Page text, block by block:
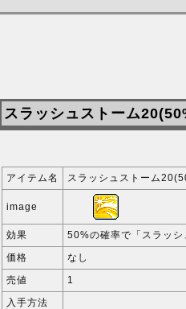
スラッシュストーム
アイテム名 スラッシュストーム
image
効果
50%の確率で「スラッ
価格
なし
売値
1
入手方法